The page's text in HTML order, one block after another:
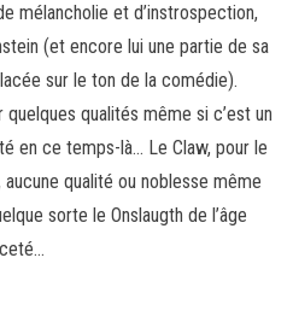
mélancholie et d’instrospection,
(et encore lui une partie de sa
sur le ton de la comédie).
qualités même si c’est un
en ce temps-là… Le Claw, pour le
qualité ou noblesse même
sorte le Onslaugth de l’âge